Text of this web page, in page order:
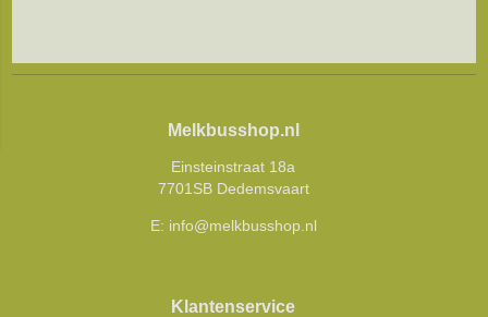
Melkbusshop.nl
Einsteinstraat 18a
7701SB Dedemsvaart
E: info@melkbusshop.nl
Klantenservice